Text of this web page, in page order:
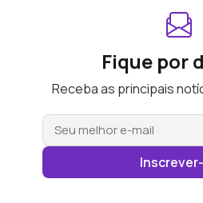
Fique por
Receba as principais